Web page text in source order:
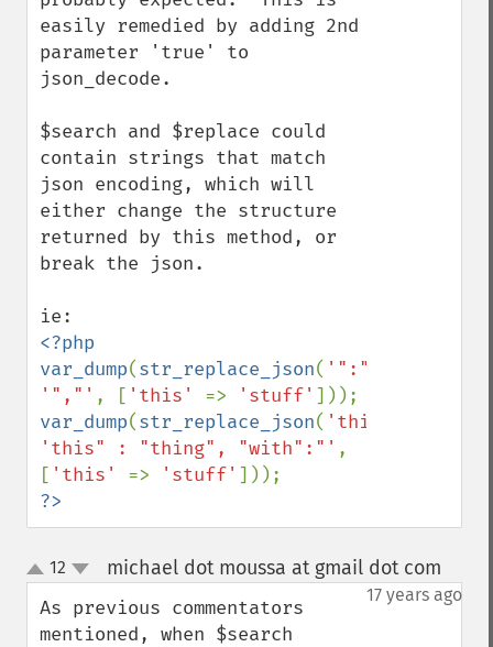
easily remedied by adding 2nd
parameter 'true' to
json_decode.
$search and $replace could
contain strings that match
json encoding, which will
either change the structure
returned by this method, or
break the json.
<?php
var_dump(str_replace_json( '":"'
'","' , [ 'this' => 'stuff'
var_dump(str_replace_json( 'this":"'
'this" : "thing", "with":"' ,
[ 'this' => 'stuff'
?>
up
down
12 michael dot moussa at gmail dot com
17 years ago
As previous commentators
mentioned, when $search